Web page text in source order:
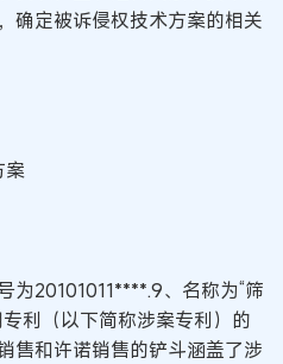
确定被诉侵权技术方案的相关
案
为20101011****.9、名称为“筛
利（以下简称涉案专利）的
售和许诺销售的铲斗涵盖了涉